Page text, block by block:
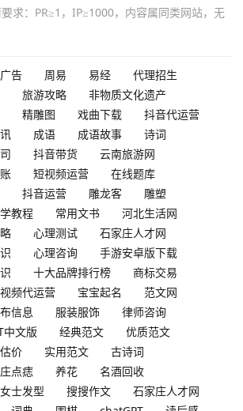
求：PR≥1，IP≥1000，内容属同类网站，无
告 周易 易经
代理招生
旅游攻略
非物质文化遗产
精雕图 戏曲下载
抖音代运营
成语 成语故事
诗词
抖音带货
云南旅游网
短视频运营
在线题库
抖音运营 雕龙客
雕塑
教程 常用文书
河北生活网
心理测试
石家庄人才网
心理咨询
手游安卓版下载
十大品牌排行榜
商标交易
频代运营 宝宝起名
范文网
信息 服装服饰
律师咨询
中文版 经典范文
优质范文
价 实用范文
古诗词
点痣 养花
名酒回收
女士发型 搜搜作文
石家庄人才网